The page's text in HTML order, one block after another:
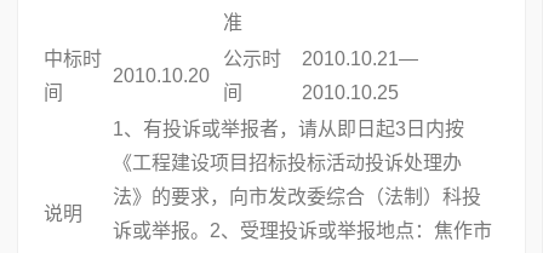
准
中标时
间
2010.10.20
公示时
间
2010.10.21—
2010.10.25
说明
1、有投诉或举报者，请从即日起3日内按
《工程建设项目招标投标活动投诉处理办
法》的要求，向市发改委综合（法制）科投
诉或举报。2、受理投诉或举报地点：焦作市